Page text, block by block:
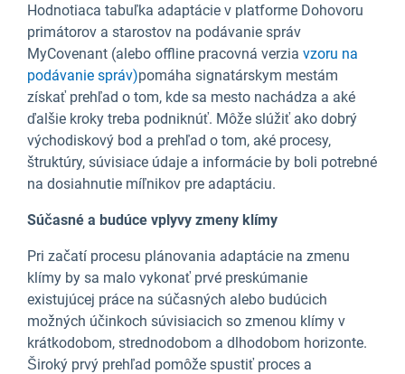
Hodnotiaca tabuľka adaptácie v platforme Dohovoru
primátorov a starostov na podávanie správ
MyCovenant (alebo offline pracovná verzia vzoru na
podávanie správ)pomáha signatárskym mestám
získať prehľad o tom, kde sa mesto nachádza a aké
ďalšie kroky treba podniknúť. Môže slúžiť ako dobrý
východiskový bod a prehľad o tom, aké procesy,
štruktúry, súvisiace údaje a informácie by boli potrebné
na dosiahnutie míľnikov pre adaptáciu.
Súčasné a budúce vplyvy zmeny klímy
Pri začatí procesu plánovania adaptácie na zmenu
klímy by sa malo vykonať prvé preskúmanie
existujúcej práce na súčasných alebo budúcich
možných účinkoch súvisiacich so zmenou klímy v
krátkodobom, strednodobom a dlhodobom horizonte.
Široký prvý prehľad pomôže spustiť proces a